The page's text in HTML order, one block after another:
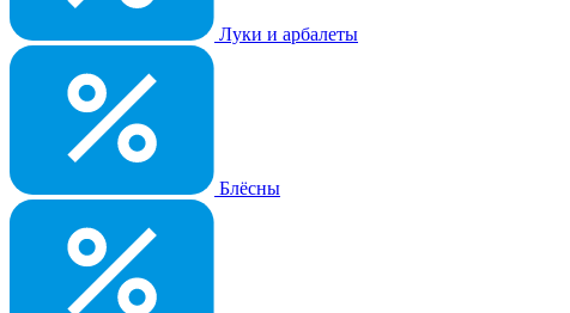
Луки и арбалеты
Блёсны